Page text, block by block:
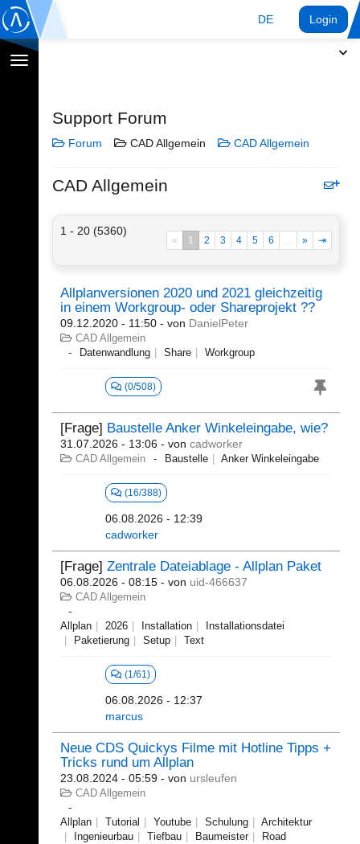
DE Login
Navigation
Support Forum
Forum CAD Allgemein CAD Allgemein
CAD Allgemein
1 - 20 (5360)
« 1 2 3 4 5 6 ... » ⇥
Allplanversionen 2020 und 2021 gleichzeitig
in einem Workgroup- oder Shareprojekt ??
09.12.2020 - 11:50 - von DanielPeter
CAD Allgemein
Datenwandlung
Share Workgroup
(0/508)
[Frage] Baustelle Anker Winkeleingabe, wie?
31.07.2026 - 13:06 - von cadworker
CAD Allgemein Baustelle Anker Winkeleingabe
(16/388)
06.08.2026 - 12:39
cadworker
[Frage] Zentrale Dateiablage - Allplan Paket
06.08.2026 - 08:15 - von uid-466637
CAD Allgemein
Allplan 2026 Installation
Installationsdatei
Paketierung
Setup Text
(1/61)
06.08.2026 - 12:37
marcus
Neue CDS Quickys Filme mit Hotline Tipps +
Tricks rund um Allplan
23.08.2024 - 05:59 - von ursleufen
CAD Allgemein
Allplan Tutorial Youtube Schulung
Architektur
Ingenieurbau
Tiefbau Baumeister
Road